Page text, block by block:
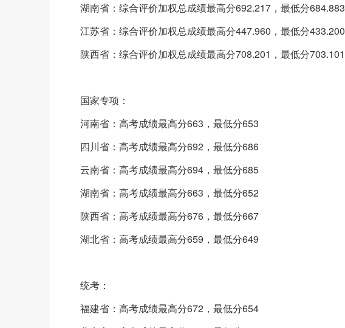
湖南省：综合评价加权总成绩最高分692.217，最低分684.883
江苏省：综合评价加权总成绩最高分447.960，最低分433.200
陕西省：综合评价加权总成绩最高分708.201，最低分703.101
国家专项：
河南省：高考成绩最高分663，最低分653
四川省：高考成绩最高分692，最低分686
云南省：高考成绩最高分694，最低分685
湖南省：高考成绩最高分663，最低分652
陕西省：高考成绩最高分676，最低分667
湖北省：高考成绩最高分659，最低分649
统考：
福建省：高考成绩最高分672，最低分654